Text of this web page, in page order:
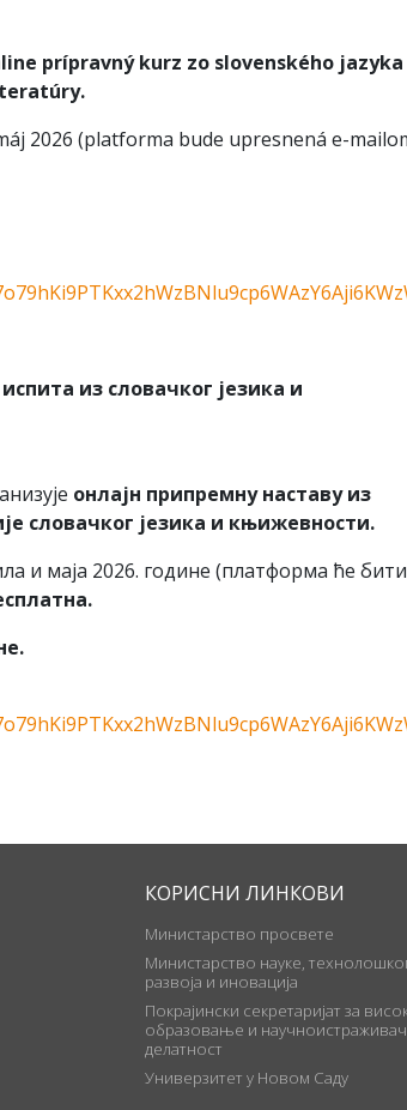
prípravný kurz zo slovenského jazyka
2026 (platforma bude upresnená e-
из словачког језика и
онлајн припремну наставу из
словачког језика и књижевности.
и маја 2026. године (платформа ће бити
КОРИСНИ ЛИНКОВИ
Министарство просвете
Министарство науке,
развоја и иновација
Покрајински секретаријат за
образовање и
делатност
Универзитет у Новом Саду